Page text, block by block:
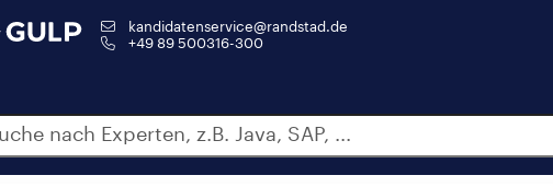
kandidatenservice@randstad.de
+49 89 500316-300